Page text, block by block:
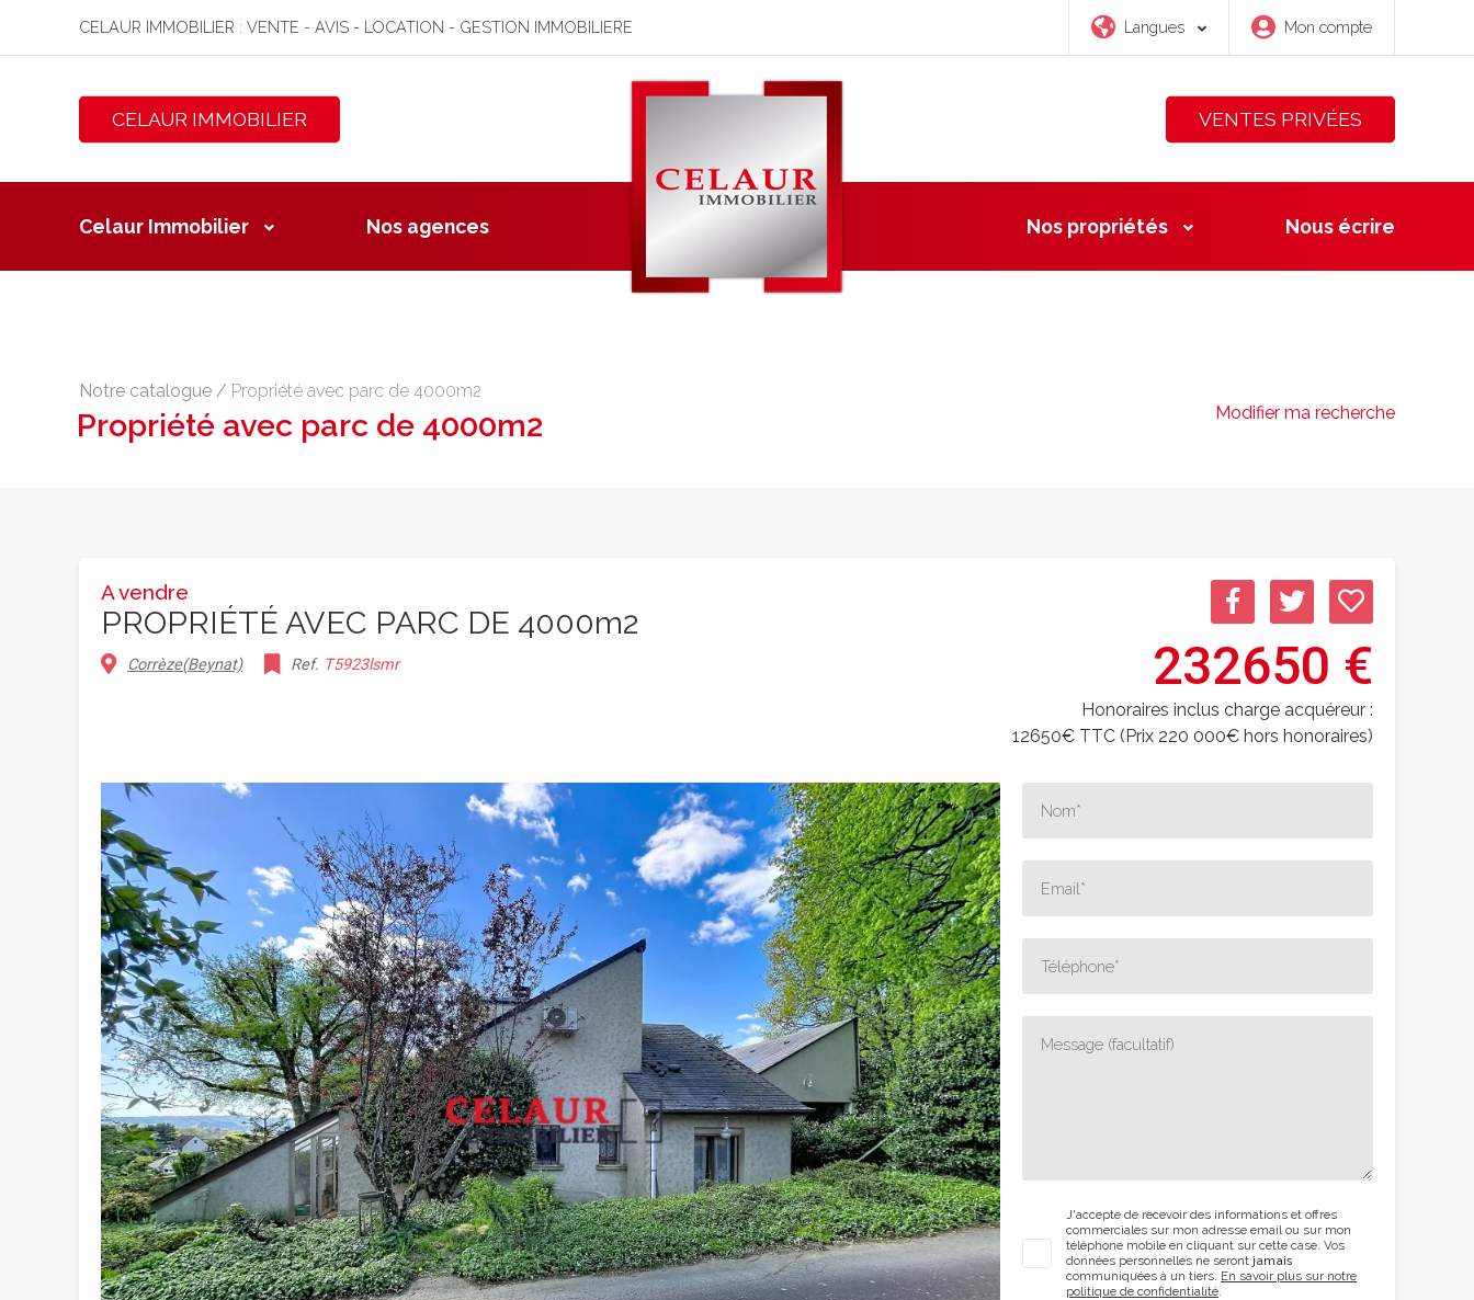
CELAUR IMMOBILIER : VENTE - AVIS - LOCATION - GESTION IMMOBILIERE Langues Mon compte
CELAUR IMMOBILIER VENTES PRIVÉES
Celaur Immobilier Nos agences Nos propriétés Nous écrire
Notre catalogue / Propriété avec parc de 4000m2
Propriété avec parc de 4000m2 Modifier ma recherche
A vendre
PROPRIÉTÉ AVEC PARC DE 4000m2
Corrèze(Beynat) Ref. T5923lsmr 232650 €
Honoraires inclus charge acquéreur :
12650€ TTC (Prix 220 000€ hors honoraires)
J'accepte de recevoir des informations et offres
commerciales sur mon adresse email ou sur mon
téléphone mobile en cliquant sur cette case. Vos
données personnelles ne seront jamais
communiquées à un tiers. En savoir plus sur notre
politique de confidentialité.